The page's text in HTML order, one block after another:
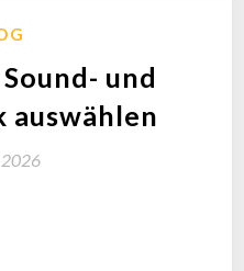
und
auswählen
2026